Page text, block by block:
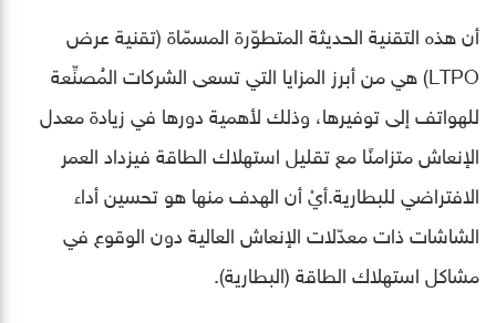
أن هذه التقنية الحديثة المتطوّرة المسمّاة (تقنية عرض
LTPO) هي من أبرز المزايا التي تسعى الشركات المُصنِّعة
للهواتف إلى توفيرها، وذلك لأهمية دورها في زيادة معدل
الإنعاش متزامنًا مع تقليل استهلاك الطاقة فيزداد العمر
الافتراضي للبطارية.أيْ أن الهدف منها هو تحسين أداء
الشاشات ذات معدّلات الإنعاش العالية دون الوقوع في
مشاكل استهلاك الطاقة (البطارية).